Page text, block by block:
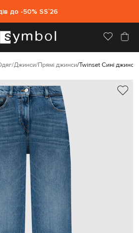
до -50% SS`26
Джинси Прямі джинси Twinset Сині джинси